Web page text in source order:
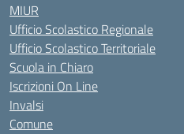
MIUR
Ufficio Scolastico Regionale
Ufficio Scolastico Territoriale
Scuola in Chiaro
Iscrizioni On Line
Invalsi
Comune